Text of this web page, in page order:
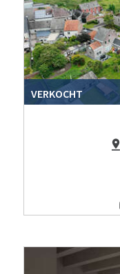
VERKOCHT